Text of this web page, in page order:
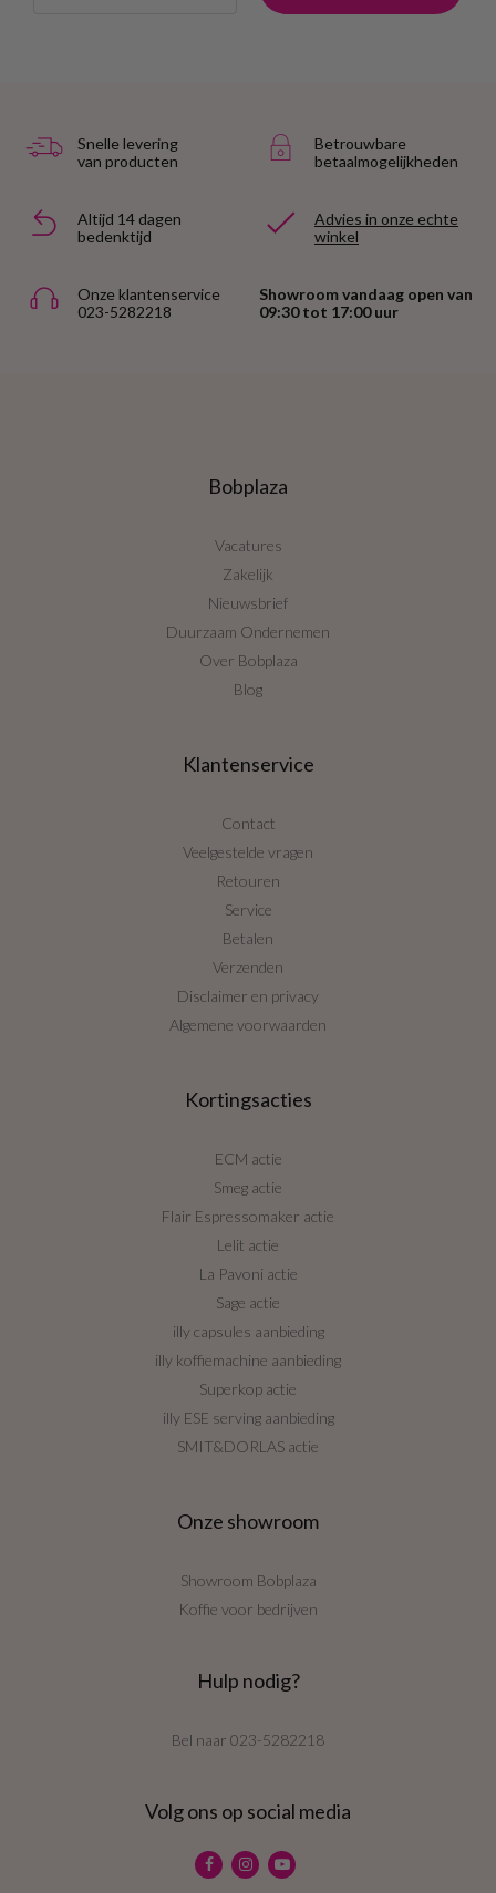
Snelle levering
van producten
Betrouwbare
betaalmogelijkheden
Altijd 14 dagen
bedenktijd
Advies in onze echte
winkel
Onze klantenservice
023-5282218
Showroom vandaag open van
09:30 tot 17:00 uur
Bobplaza
Vacatures
Zakelijk
Nieuwsbrief
Duurzaam Ondernemen
Over Bobplaza
Blog
Klantenservice
Contact
Veelgestelde vragen
Retouren
Service
Betalen
Verzenden
Disclaimer en privacy
Algemene voorwaarden
Kortingsacties
ECM actie
Smeg actie
Flair Espressomaker actie
Lelit actie
La Pavoni actie
Sage actie
illy capsules aanbieding
illy koffiemachine aanbieding
Superkop actie
illy ESE serving aanbieding
SMIT&DORLAS actie
Onze showroom
Showroom Bobplaza
Koffie voor bedrijven
Hulp nodig?
Bel naar 023-5282218
Volg ons op social media